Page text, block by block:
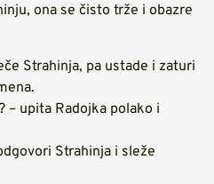
ona se čisto trže i obazre
Strahinja, pa ustade i zaturi
– upita Radojka polako i
Strahinja i sleže